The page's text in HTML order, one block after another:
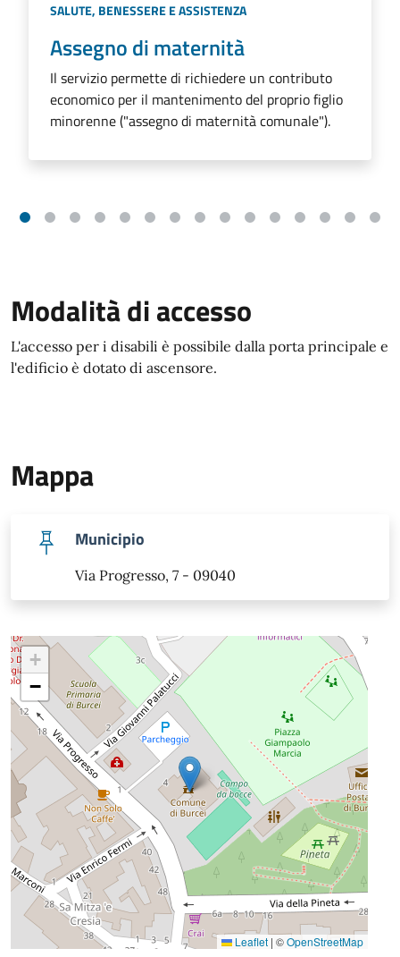
Categoria:
SALUTE, BENESSERE E ASSISTENZA
Assegno di maternità
Il servizio permette di richiedere un contributo
economico per il mantenimento del proprio figlio
minorenne ("assegno di maternità comunale").
Modalità di accesso
L'accesso per i disabili è possibile dalla porta principale e
l'edificio è dotato di ascensore.
Mappa
Municipio
Via Progresso, 7 - 09040
+
−
Leaflet | ©OpenStreetMap